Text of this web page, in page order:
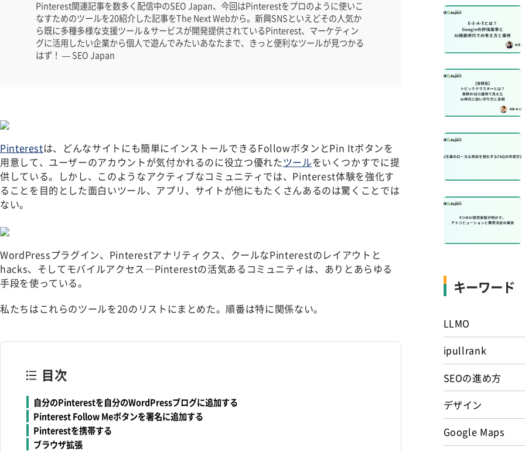
Pinterest関連記事を数多く配信中のSEO Japan、今回はPinterestをプロのように使いこ
なすためのツールを20紹介した記事をThe Next Webから。新興SNSといえどその人気か
ら既に多種多様な支援ツール＆サービスが開発提供されているPinterest、マーケティン
グに活用したい企業から個人で遊んでみたいあなたまで、きっと便利なツールが見つかる
はず！ — SEO Japan
Pinterestは、どんなサイトにも簡単にインストールできるFollowボタンとPin Itボタンを
用意して、ユーザーのアカウントが気付かれるのに役立つ優れたツールをいくつかすでに提
供している。しかし、このようなアクティブなコミュニティでは、Pinterest体験を強化す
ることを目的とした面白いツール、アプリ、サイトが他にもたくさんあるのは驚くことでは
ない。
WordPressプラグイン、Pinterestアナリティクス、クールなPinterestのレイアウトと
hacks、そしてモバイルアクセス―Pinterestの活気あるコミュニティは、ありとあらゆる
手段を使っている。
私たちはこれらのツールを20のリストにまとめた。順番は特に関係ない。
目次
自分のPinterestを自分のWordPressブログに追加する
Pinterest Follow Meボタンを署名に追加する
Pinterestを携帯する
ブラウザ拡張
キーワード
LLMO
ipullrank
SEOの進め方
デザイン
Google Maps